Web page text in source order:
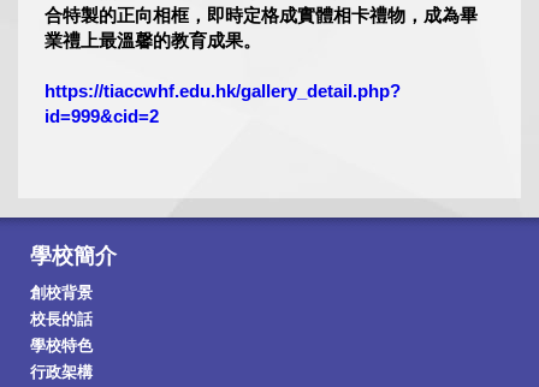
合特製的正向相框，即時定格成實體相卡禮物，成為畢
業禮上最溫馨的教育成果。
https://tiaccwhf.edu.hk/gallery_detail.php?
id=999&cid=2
學校簡介
創校背景
校長的話
學校特色
行政架構